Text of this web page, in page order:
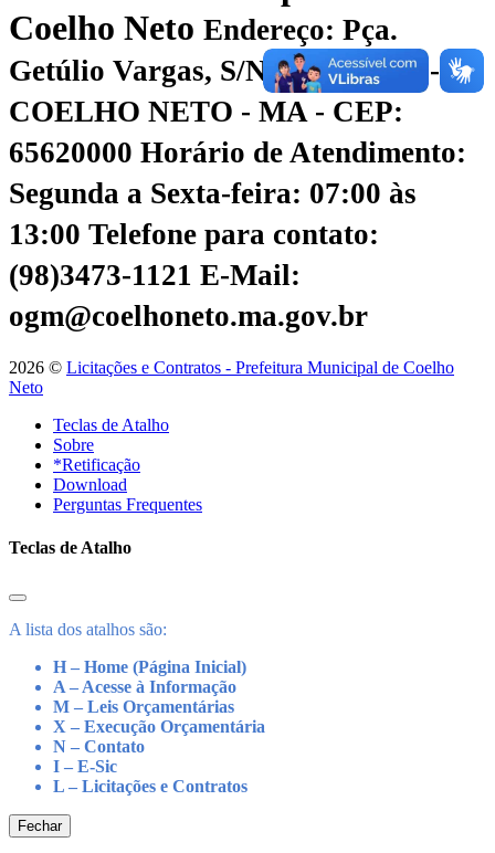
Coelho Neto Endereço: Pça.
Getúlio Vargas, S/N - CENTRO -
COELHO NETO - MA - CEP:
65620000 Horário de Atendimento:
Segunda a Sexta-feira: 07:00 às
13:00 Telefone para contato:
(98)3473-1121 E-Mail:
ogm@coelhoneto.ma.gov.br
2026 © Licitações e Contratos - Prefeitura Municipal de Coelho
Neto
Teclas de Atalho
Sobre
*Retificação
Download
Perguntas Frequentes
Teclas de Atalho
A lista dos atalhos são:
H – Home (Página Inicial)
A – Acesse à Informação
M – Leis Orçamentárias
X – Execução Orçamentária
N – Contato
I – E-Sic
L – Licitações e Contratos
Fechar